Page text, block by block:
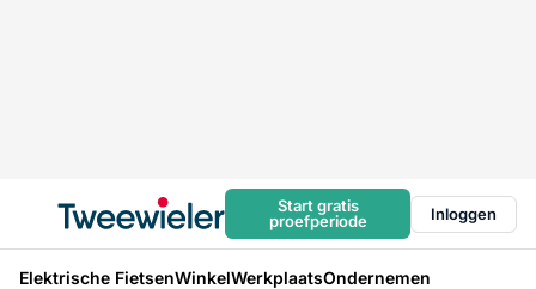
Start gratis
proefperiode
Inloggen
Elektrische FietsenWinkelWerkplaatsOndernemen